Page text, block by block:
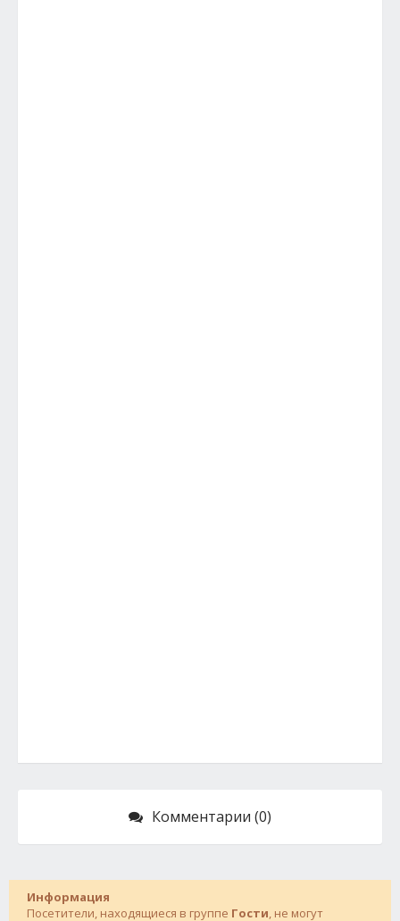
Комментарии (0)
Информация
Посетители, находящиеся в группе Гости, не могут